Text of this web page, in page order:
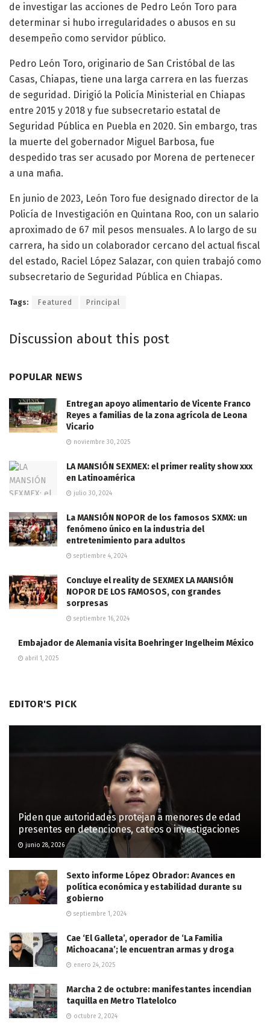
de investigar las acciones de Pedro León Toro para
determinar si hubo irregularidades o abusos en su
desempeño como servidor público.
Pedro León Toro, originario de San Cristóbal de las
Casas, Chiapas, tiene una larga carrera en las fuerzas
de seguridad. Dirigió la Policía Ministerial en Chiapas
entre 2015 y 2018 y fue subsecretario estatal de
Seguridad Pública en Puebla en 2020. Sin embargo, tras
la muerte del gobernador Miguel Barbosa, fue
despedido tras ser acusado por Morena de pertenecer
a una mafia.
En junio de 2023, León Toro fue designado director de la
Policía de Investigación en Quintana Roo, con un salario
aproximado de 67 mil pesos mensuales. A lo largo de su
carrera, ha sido un colaborador cercano del actual fiscal
del estado, Raciel López Salazar, con quien trabajó como
subsecretario de Seguridad Pública en Chiapas.
Tags: Featured Principal
Discussion about this post
POPULAR NEWS
Entregan apoyo alimentario de Vicente Franco
Reyes a familias de la zona agrícola de Leona
Vicario
noviembre 30, 2025
LA MANSIÓN SEXMEX: el primer reality show xxx
en Latinoamérica
julio 30, 2024
La MANSIÓN NOPOR de los famosos SXMX: un
fenómeno único en la industria del
entretenimiento para adultos
septiembre 4, 2024
Concluye el reality de SEXMEX LA MANSIÓN
NOPOR DE LOS FAMOSOS, con grandes
sorpresas
septiembre 16, 2024
Embajador de Alemania visita Boehringer Ingelheim México
abril 1, 2025
EDITOR'S PICK
Piden que autoridades protejan a menores de edad
presentes en detenciones, cateos o investigaciones
junio 28, 2026
Sexto informe López Obrador: Avances en
política económica y estabilidad durante su
gobierno
septiembre 1, 2024
Cae ‘El Galleta’, operador de ‘La Familia
Michoacana’; le encuentran armas y droga
enero 24, 2025
Marcha 2 de octubre: manifestantes incendian
taquilla en Metro Tlatelolco
octubre 2, 2024